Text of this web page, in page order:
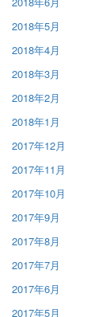
2018年5月
2018年4月
2018年3月
2018年2月
2018年1月
2017年12月
2017年11月
2017年10月
2017年9月
2017年8月
2017年7月
2017年6月
2017年5月